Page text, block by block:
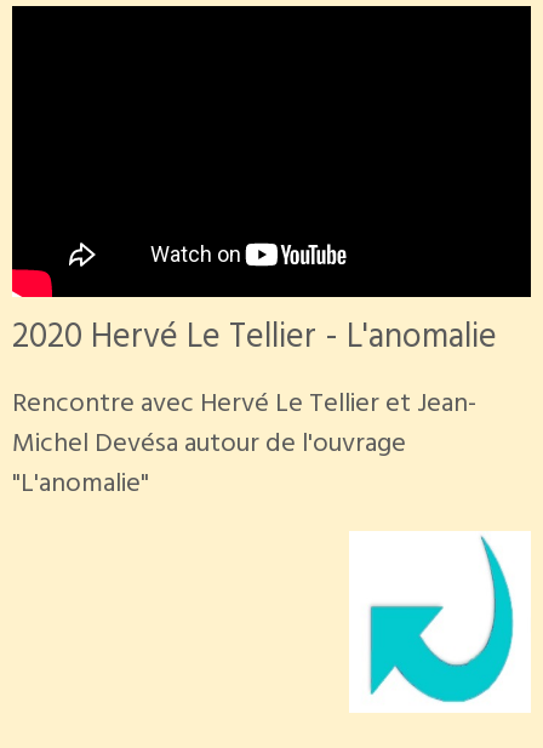
2020 Hervé Le Tellier - L'anomalie
Rencontre avec Hervé Le Tellier et Jean-
Michel Devésa autour de l'ouvrage
"L'anomalie"